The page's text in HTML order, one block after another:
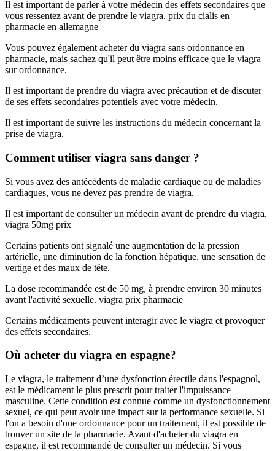
Il est important de parler à votre médecin des effets secondaires que
vous ressentez avant de prendre le viagra. prix du cialis en
pharmacie en allemagne
Vous pouvez également acheter du viagra sans ordonnance en
pharmacie, mais sachez qu'il peut être moins efficace que le viagra
sur ordonnance.
Il est important de prendre du viagra avec précaution et de discuter
de ses effets secondaires potentiels avec votre médecin.
Il est important de suivre les instructions du médecin concernant la
prise de viagra.
Comment utiliser viagra sans danger ?
Si vous avez des antécédents de maladie cardiaque ou de maladies
cardiaques, vous ne devez pas prendre de viagra.
Il est important de consulter un médecin avant de prendre du viagra.
viagra 50mg prix
Certains patients ont signalé une augmentation de la pression
artérielle, une diminution de la fonction hépatique, une sensation de
vertige et des maux de tête.
La dose recommandée est de 50 mg, à prendre environ 30 minutes
avant l'activité sexuelle. viagra prix pharmacie
Certains médicaments peuvent interagir avec le viagra et provoquer
des effets secondaires.
Où acheter du viagra en espagne?
Le viagra, le traitement d’une dysfonction érectile dans l'espagnol,
est le médicament le plus prescrit pour traiter l'impuissance
masculine. Cette condition est connue comme un dysfonctionnement
sexuel, ce qui peut avoir une impact sur la performance sexuelle. Si
l'on a besoin d'une ordonnance pour un traitement, il est possible de
trouver un site de la pharmacie. Avant d'acheter du viagra en
espagne, il est recommandé de consulter un médecin. Si vous